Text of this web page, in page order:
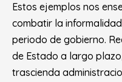
Estos ejemplos nos
combatir la
periodo de gobierno.
de Estado a largo
trascienda